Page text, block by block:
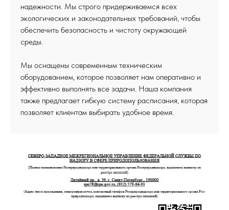
надежности. Мы строго придерживаемся всех
экологических и законодательных требований, чтобы
обеспечить безопасность и чистоту окружающей
среды.
Мы оснащены современным техническим
оборудованием, которое позволяет нам оперативно и
эффективно выполнять все задачи. Наша компания
также предлагает гибкую систему расписания, которая
позволяет клиентам выбирать удобное время.